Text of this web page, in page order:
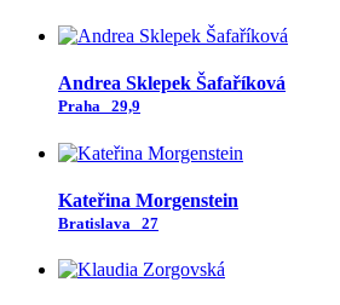
Andrea Sklepek Šafaříková
Praha 29,9
Kateřina Morgenstein
Bratislava 27